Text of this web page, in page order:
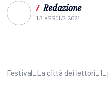
/ Redazione
13 APRILE 2021
Festival_La città dei